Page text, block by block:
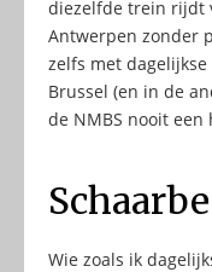
diezelfde trein rijdt
Antwerpen zonder
zelfs met
Brussel (en in de
de NMBS nooit een
Wie zoals ik